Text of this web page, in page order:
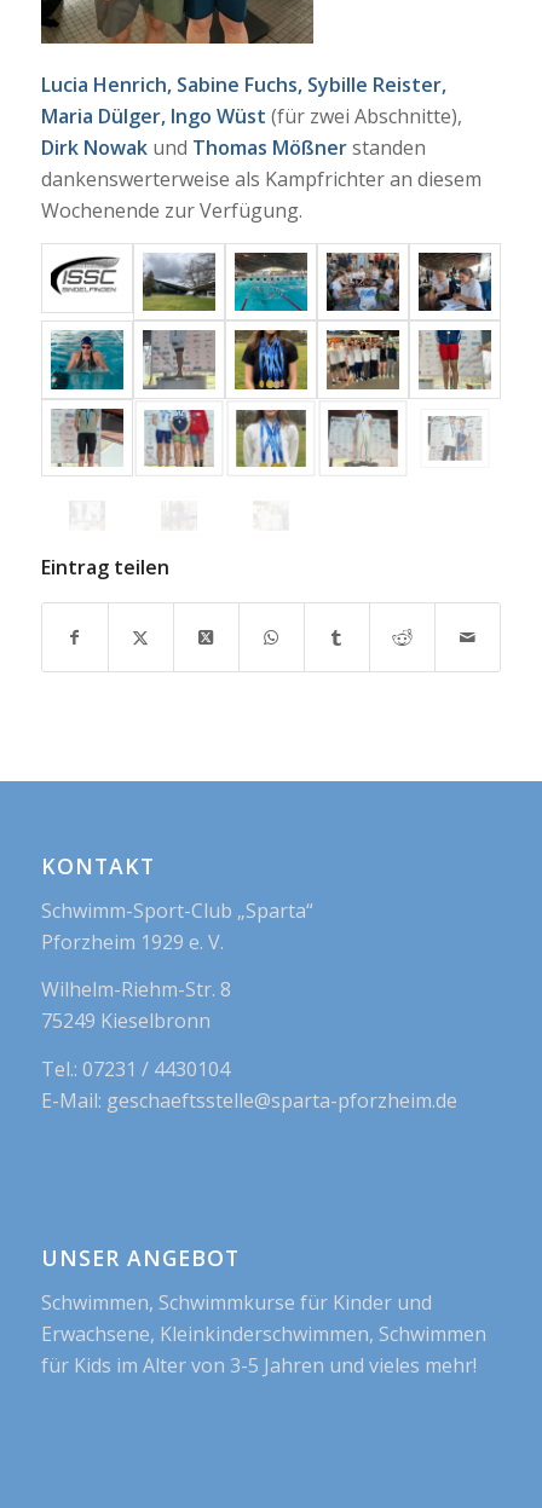
Lucia Henrich, Sabine Fuchs, Sybille Reister,
Maria Dülger, Ingo Wüst (für zwei Abschnitte),
Dirk Nowakund Thomas Mößnerstanden
dankenswerterweise als Kampfrichter an diesem
Wochenende zur Verfügung.
Eintrag teilen
KONTAKT
Schwimm-Sport-Club „Sparta“
Pforzheim 1929 e. V.
Wilhelm-Riehm-Str. 8
75249 Kieselbronn
Tel.: 07231 / 4430104
E-Mail: geschaeftsstelle@sparta-pforzheim.de
UNSER ANGEBOT
Schwimmen, Schwimmkurse für Kinder und
Erwachsene, Kleinkinderschwimmen, Schwimmen
für Kids im Alter von 3-5 Jahren und vieles mehr!